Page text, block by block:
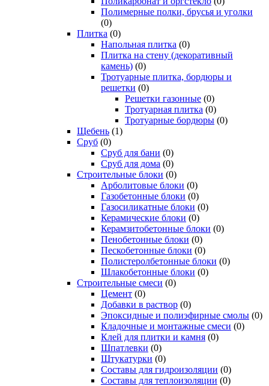
Полимерные полки, брусья и уголки
(0)
Плитка (0)
Напольная плитка (0)
Плитка на стену (декоративный
камень) (0)
Тротуарные плитка, бордюры и
решетки (0)
Решетки газонные (0)
Тротуарная плитка (0)
Тротуарные бордюры (0)
Щебень (1)
Сруб (0)
Сруб для бани (0)
Сруб для дома (0)
Строительные блоки (0)
Арболитовые блоки (0)
Газобетонные блоки (0)
Газосиликатные блоки (0)
Керамические блоки (0)
Керамзитобетонные блоки (0)
Пенобетонные блоки (0)
Пескобетонные блоки (0)
Полистеролбетонные блоки (0)
Шлакобетонные блоки (0)
Строительные смеси (0)
Цемент (0)
Добавки в раствор (0)
Эпоксидные и полиэфирные смолы (0)
Кладочные и монтажные смеси (0)
Клей для плитки и камня (0)
Шпатлевки (0)
Штукатурки (0)
Составы для гидроизоляции (0)
Составы для теплоизоляции (0)